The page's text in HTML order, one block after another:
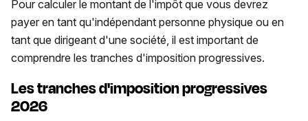
Pour calculer le montant de l'impôt que vous devrez
payer en tant qu'indépendant personne physique ou en
tant que dirigeant d'une société, il est important de
comprendre les tranches d'imposition progressives.
Les tranches d'imposition progressives
2026